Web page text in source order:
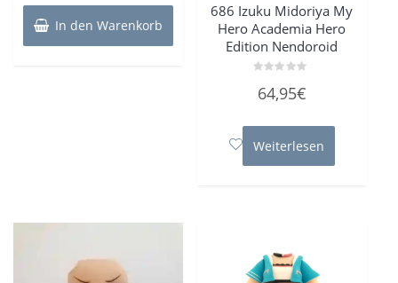
In den Warenkorb
686 Izuku Midoriya My
Hero Academia Hero
Edition Nendoroid
mit
5
64,95€
Weiterlesen